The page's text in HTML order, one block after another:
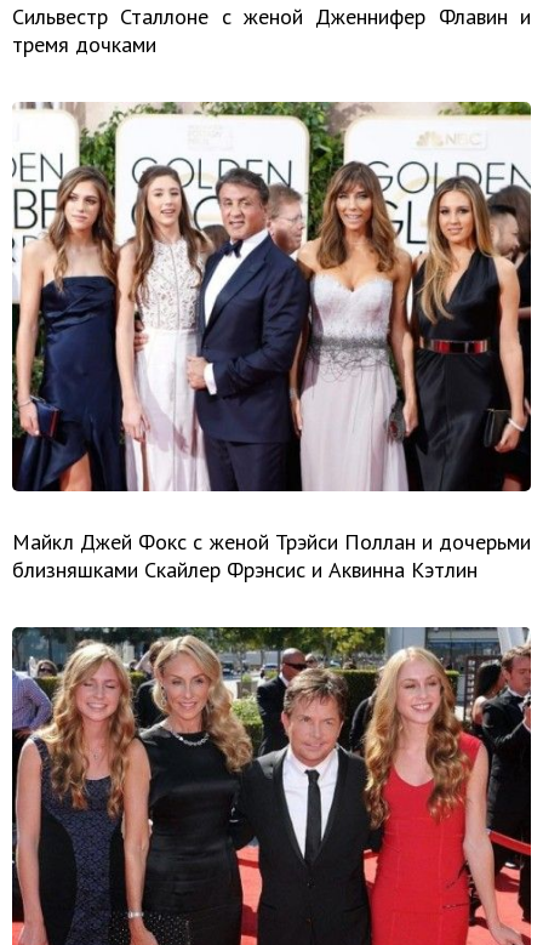
Сильвестр Сталлоне с женой Дженнифер Флавин и
тремя дочками
Майкл Джей Фокс с женой Трэйси Поллан и дочерьми
близняшками Скайлер Фрэнсис и Аквинна Кэтлин